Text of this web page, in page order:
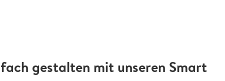
gestalten mit unseren Smart